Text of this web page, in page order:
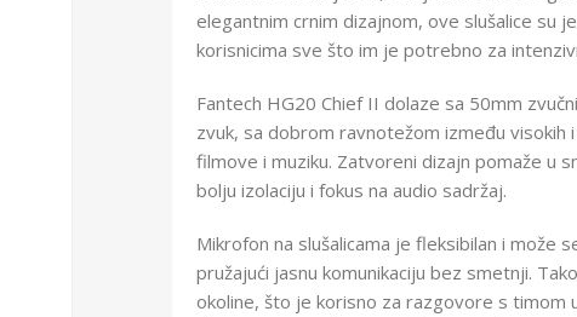
elegantnim crnim dizajnom, ove slušalice su
korisnicima sve što im je potrebno za
Fantech HG20 Chief II dolaze sa 50mm
zvuk, sa dobrom ravnotežom između visokih
filmove i muziku. Zatvoreni dizajn pomaže u
bolju izolaciju i fokus na audio sadržaj.
Mikrofon na slušalicama je fleksibilan i može
pružajući jasnu komunikaciju bez smetnji.
okoline, što je korisno za razgovore s timom